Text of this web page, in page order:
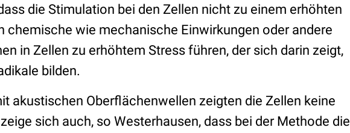
die Stimulation bei den Zellen nicht zu einem erhöhten
chemische wie mechanische Einwirkungen oder andere
in Zellen zu erhöhtem Stress führen, der sich darin zeigt,
bilden.
akustischen Oberflächenwellen zeigten die Zellen keine
sich auch, so Westerhausen, dass bei der Methode die